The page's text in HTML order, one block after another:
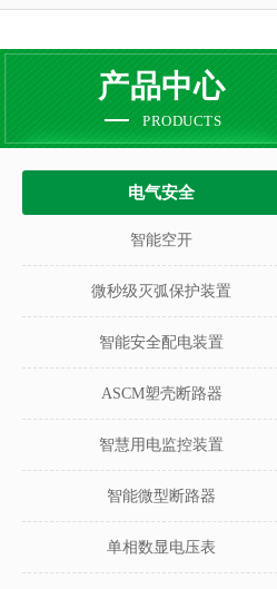
产品中心
PRODUCTS
电气安全
智能空开
微秒级灭弧保护装置
智能安全配电装置
ASCM塑壳断路器
智慧用电监控装置
智能微型断路器
单相数显电压表